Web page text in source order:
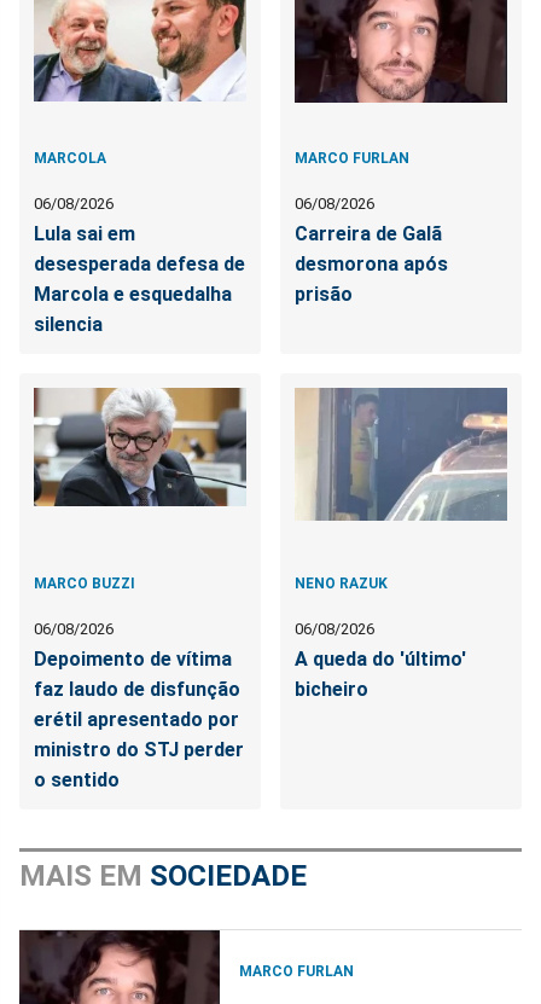
MARCOLA
06/08/2026
Lula sai em
desesperada defesa de
Marcola e esquedalha
silencia
MARCO FURLAN
06/08/2026
Carreira de Galã
desmorona após
prisão
MARCO BUZZI
06/08/2026
Depoimento de vítima
faz laudo de disfunção
erétil apresentado por
ministro do STJ perder
o sentido
NENO RAZUK
06/08/2026
A queda do 'último'
bicheiro
MAIS EM SOCIEDADE
MARCO FURLAN